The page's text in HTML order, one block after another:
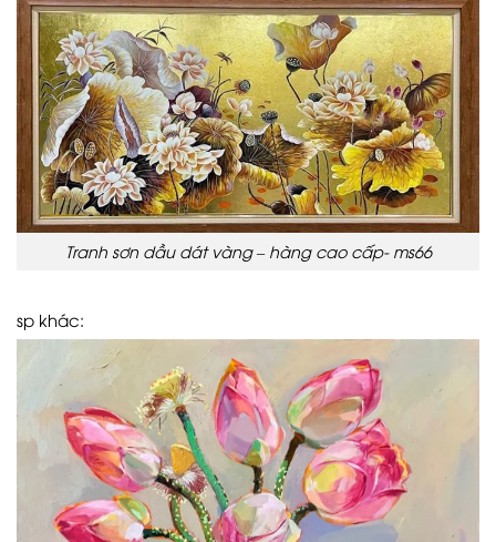
Tranh sơn dầu dát vàng – hàng cao cấp- ms66
sp khác: